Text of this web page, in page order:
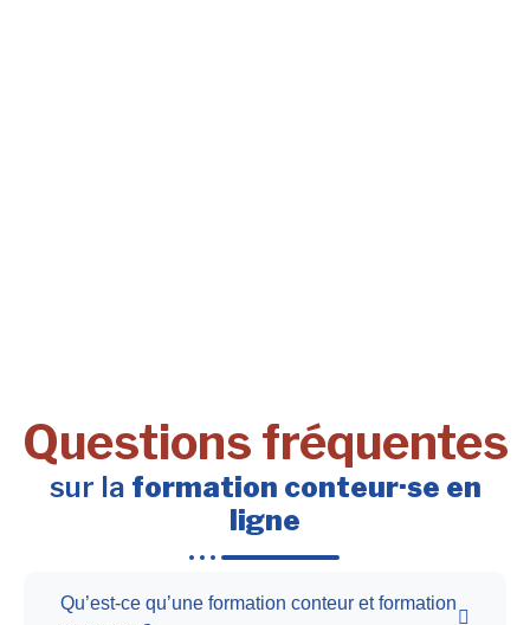
Questions fréquentes
sur la formation conteur·se en
ligne
Qu’est-ce qu’une formation conteur et formation